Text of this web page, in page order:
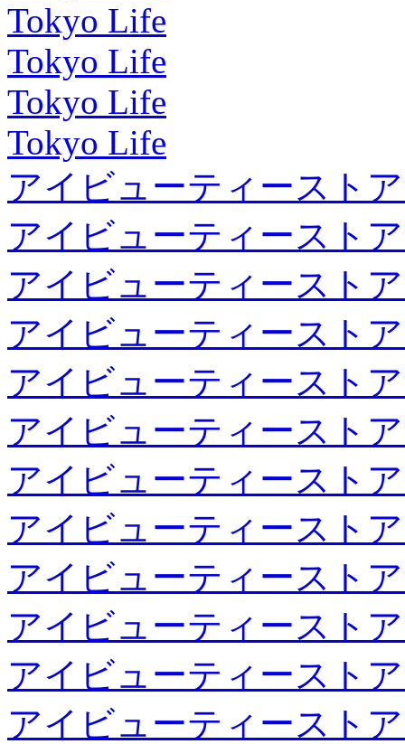
Tokyo Life
Tokyo Life
Tokyo Life
Tokyo Life
アイビューティースト
アイビューティースト
アイビューティースト
アイビューティースト
アイビューティースト
アイビューティースト
アイビューティースト
アイビューティースト
アイビューティースト
アイビューティースト
アイビューティースト
アイビューティースト